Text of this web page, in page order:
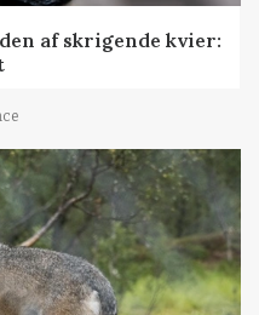
af skrigende kvier: